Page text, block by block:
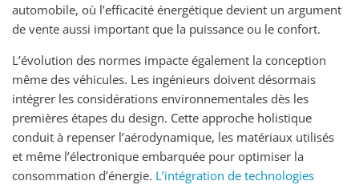
automobile, où l’efficacité énergétique devient un argument
de vente aussi important que la puissance ou le confort.
L’évolution des normes impacte également la conception
même des véhicules. Les ingénieurs doivent désormais
intégrer les considérations environnementales dès les
premières étapes du design. Cette approche holistique
conduit à repenser l’aérodynamique, les matériaux utilisés
et même l’électronique embarquée pour optimiser la
consommation d’énergie. L’intégration de technologies